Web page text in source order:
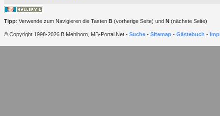
Tipp: Verwende zum Navigieren die Tasten B (vorherige Seite) und N (nächste Seite).
© Copyright 1998-2026 B.Mehlhorn, MB-Portal.Net - Suche - Sitemap - Gästebuch -